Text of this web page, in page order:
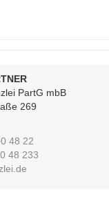
PartG mbB
269
48 22
48 233